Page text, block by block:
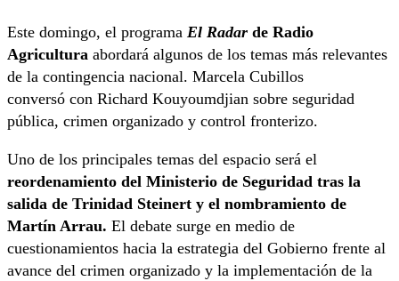
Este domingo, el programa El Radar de Radio
Agricultura abordará algunos de los temas más relevantes
de la contingencia nacional. Marcela Cubillos
conversó con Richard Kouyoumdjian sobre seguridad
pública, crimen organizado y control fronterizo.
Uno de los principales temas del espacio será el
reordenamiento del Ministerio de Seguridad tras la
salida de Trinidad Steinert y el nombramiento de
Martín Arrau. El debate surge en medio de
cuestionamientos hacia la estrategia del Gobierno frente al
avance del crimen organizado y la implementación de la